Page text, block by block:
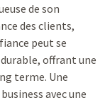
de son
des clients,
peut se
offrant une
terme. Une
avec une